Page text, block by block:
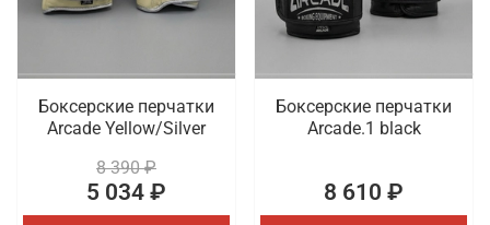
Боксерские перчатки
Arcade Yellow/Silver
8 390 ₽
5 034 ₽
Боксерские перчатки
Arcade.1 black
8 610 ₽